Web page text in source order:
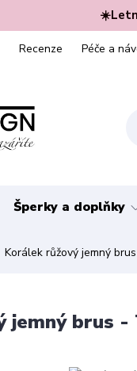
Recenze Péče a
Šperky a doplňky
Korálek růžový jemný
jemný brus -